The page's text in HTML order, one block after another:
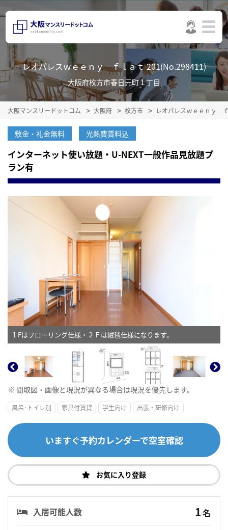
レオパレスｗｅｅｎｙ ｆｌａｔ 201(No.298411)
大阪府枚方市春日元町１丁目
大阪マンスリードットコム 大阪府 枚方市 レオパレスｗｅｅｎｙ
敷金・礼金無料 光熱費賃料込
インターネット使い放題・U-NEXT一般作品見放題プ
ラン有
１Fはフローリング仕様・２Ｆは絨毯仕様になります。
※ 間取図・画像と現況が異なる場合は現況を優先します。
風呂･トイレ別 家具付賃貸 学生向け 出張・研修向け
いますぐ予約カレンダーで空室確認
お気に入り登録
入居可能人数 1名